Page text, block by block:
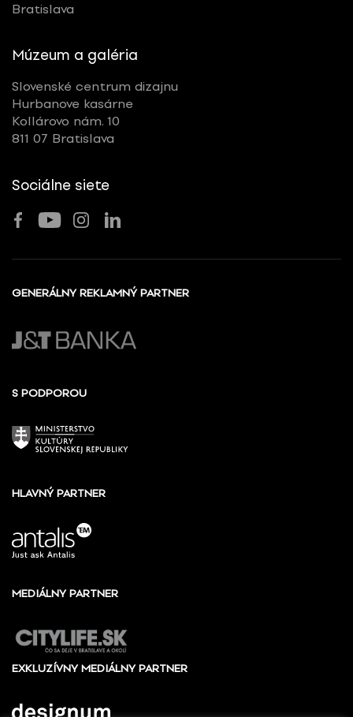
Bratislava
Múzeum a galéria
Slovenské centrum dizajnu
Hurbanove kasárne
Kollárovo nám. 10
811 07 Bratislava
Sociálne siete
GENERÁLNY REKLAMNÝ PARTNER
S PODPOROU
HLAVNÝ PARTNER
MEDIÁLNY PARTNER
EXKLUZÍVNY MEDIÁLNY PARTNER